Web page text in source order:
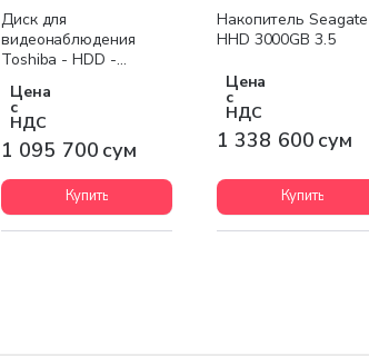
Бесплатная доставка
Диск для
видеонаблюдения
Toshiba - HDD -
Цена
с
НДС
1 095 700 сум
Купить
Бесплатная доставка
Накопитель Seagate
HHD 3000GB 3.5
Цена
с
НДС
1 338 600 сум
Купить